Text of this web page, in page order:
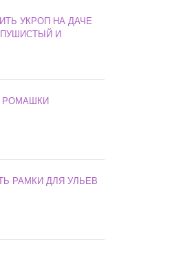
УКРОП НА ДАЧЕ
И
РОМАШКИ
РАМКИ ДЛЯ УЛЬЕВ